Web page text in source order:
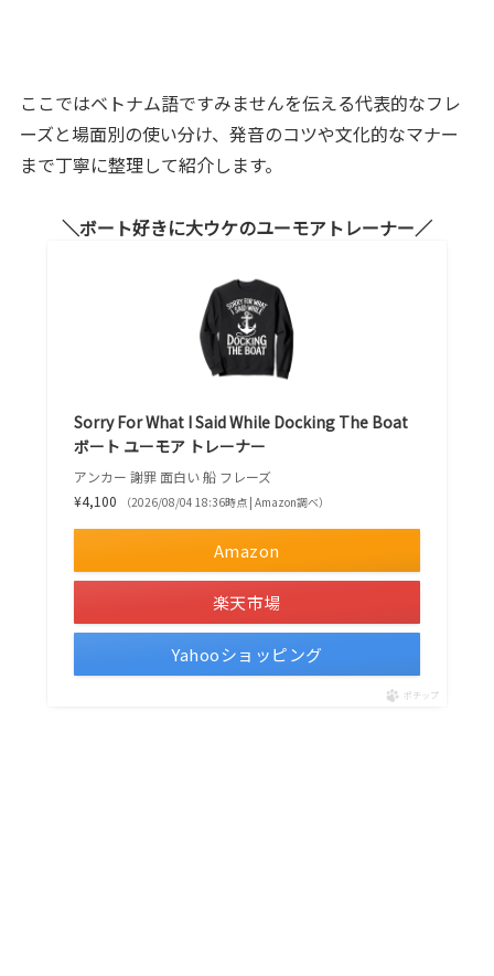
ここではベトナム語ですみませんを伝える代表的なフレ
ーズと場面別の使い分け、発音のコツや文化的なマナー
まで丁寧に整理して紹介します。
ボート好きに大ウケのユーモアトレーナー
Sorry For What I Said While Docking The Boat
ボート ユーモア トレーナー
アンカー 謝罪 面白い 船 フレーズ
¥4,100
（2026/08/04 18:36時点 | Amazon調べ）
Amazon
楽天市場
Yahooショッピング
ポチップ